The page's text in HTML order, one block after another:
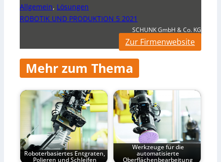
Allgemein, Lösungen
ROBOTIK UND PRODUKTION 5 2021
SCHUNK GmbH & Co. KG
Zur Firmenwebsite
Mehr zum Thema
Roboterbasiertes Entgraten,
Polieren und Schleifen
Werkzeuge für die
automatisierte
Oberflächenbearbeitung